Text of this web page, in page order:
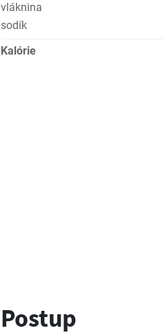
vláknina
sodík
Kalórie
Postup